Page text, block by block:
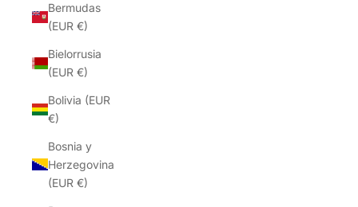
Bermudas
(EUR €)
Bielorrusia
(EUR €)
Bolivia (EUR
€)
Bosnia y
Herzegovina
(EUR €)